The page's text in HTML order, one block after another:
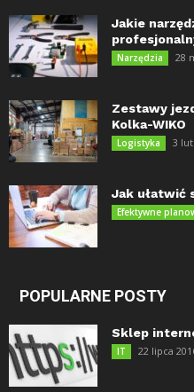
Jakie
Narzędzia 28
Zestawy
Kolka-WIKO
Logistyka 3
Jak ułatwić
Efektywne
POPULARNE POSTY
Sklep
IT 22 lipca